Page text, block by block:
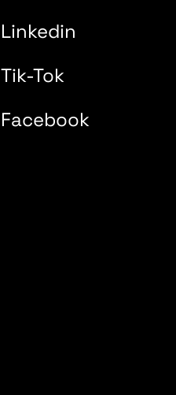
Linkedin
Tik-Tok
Facebook